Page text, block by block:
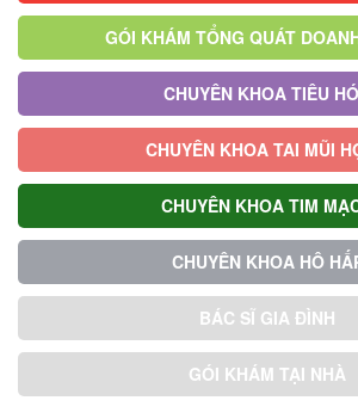
GÓI KHÁM TỔNG QUÁT
CHUYÊN KHOA TIÊU
CHUYÊN KHOA TAI MŨI
CHUYÊN KHOA TIM
CHUYÊN KHOA HÔ
BÁC SĨ GIA ĐÌNH
GÓI KHÁM TẠI NHÀ